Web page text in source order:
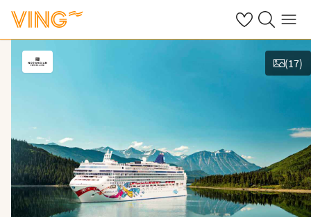
Se dine sparte
Søk påMeny
Vis bilder
(17)